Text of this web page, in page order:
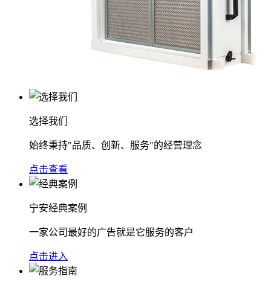
选择我们
始终秉持"品质、创新、服务"的经营理念
点击查看
宁安经典案例
一家公司最好的广告就是它服务的客户
点击进入